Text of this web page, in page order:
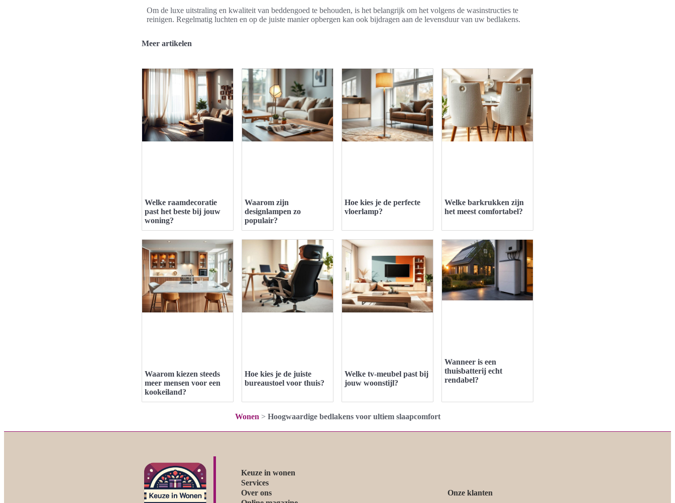
Om de luxe uitstraling en kwaliteit van beddengoed te behouden, is het belangrijk om het volgens de wasinstructies te
reinigen. Regelmatig luchten en op de juiste manier opbergen kan ook bijdragen aan de levensduur van uw bedlakens.
Meer artikelen
Welke raamdecoratie
past het beste bij jouw
woning?
Waarom zijn
designlampen zo
populair?
Hoe kies je de perfecte
vloerlamp?
Welke barkrukken zijn
het meest comfortabel?
Waarom kiezen steeds
meer mensen voor een
kookeiland?
Hoe kies je de juiste
bureaustoel voor thuis?
Welke tv-meubel past bij
jouw woonstijl?
Wanneer is een
thuisbatterij echt
rendabel?
Wonen > Hoogwaardige bedlakens voor ultiem slaapcomfort
Keuze in wonen
Services
Over ons
Onze klanten